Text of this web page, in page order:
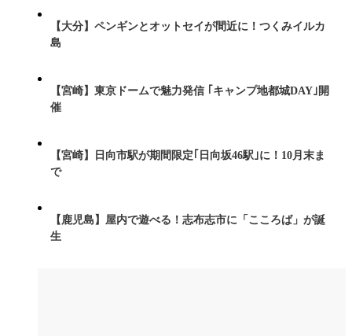
【大分】ペンギンとオットセイが間近に！つくみイルカ
島
【宮崎】東京ドームで魅力発信 ｢キャンプ地都城DAY｣開
催
【宮崎】日向市駅が期間限定｢日向坂46駅｣に！10月末ま
で
【鹿児島】屋内で遊べる！志布志市に「こころば」が誕
生